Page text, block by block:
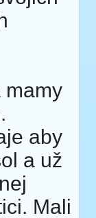
mamy
aby
a už
Mali